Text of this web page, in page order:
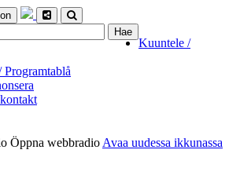
Kuuntele /
Öppna webbradio Avaa uudessa ikkunassa